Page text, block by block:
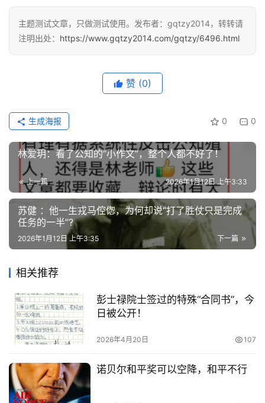
主题测试文章，只做测试使用。发布者：gqtzy2014，转转请
注明出处： https://www.gqtzy2014.com/gqtzy/6496.html
赞 (0)
0 0
生成海报
林爱玥：看了公知的“小作文”，整个人都不好了！
上一篇 2026年1月12日 上午3:33
苏健 ：他一生戎马倥偬，为何却说“打了胜仗只是完成
任务的一半”?
下一篇
2026年1月12日 上午3:35
相关推荐
彭士禄院士签过的特殊“合同书”，今
日被公开！
2026年4月20日 107
诺贝尔和平奖可以空降，和平不行